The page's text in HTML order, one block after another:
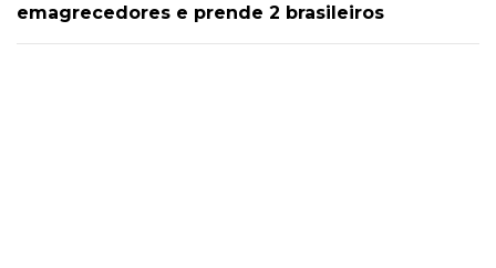
emagrecedores e prende 2 brasileiros